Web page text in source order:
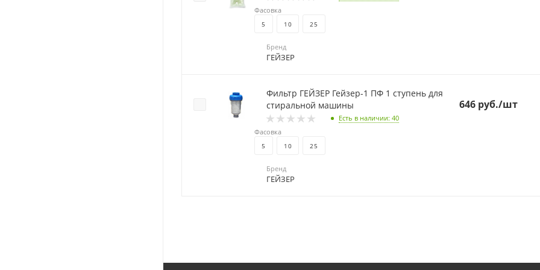
Фасовка
5 10 25
Бренд
ГЕЙЗЕР
Фильтр ГЕЙЗЕР Гейзер-1 ПФ 1 ступень для
стиральной машины
Есть в наличии: 40
646 руб./шт
Фасовка
5 10 25
Бренд
ГЕЙЗЕР